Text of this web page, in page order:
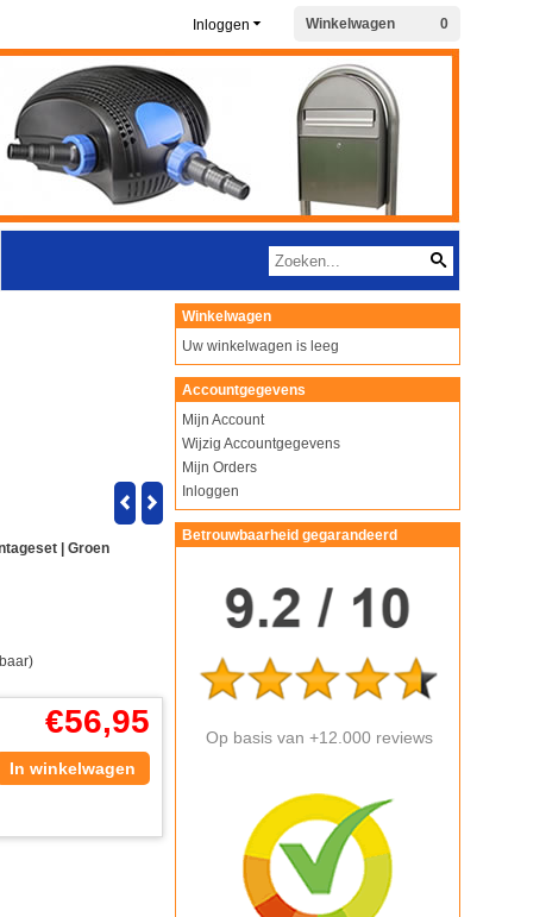
Winkelwagen 0
Inloggen
| Groen
€56,95
In winkelwagen
Winkelwagen
Uw winkelwagen is leeg
Accountgegevens
Mijn Account
Wijzig Accountgegevens
Mijn Orders
Inloggen
Betrouwbaarheid gegarandeerd
Op basis van +12.000 reviews